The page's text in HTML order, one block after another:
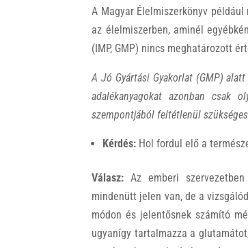
A Magyar Élelmiszerkönyv például
az élelmiszerben, aminél
(IMP, GMP) nincs meghatározott
A Jó Gyártási Gyakorlat (GMP)
adalékanyagokat azonban csak
szempontjából feltétlenül
Kérdés: Hol fordul elő a
Válasz: Az emberi
mindenütt jelen van, de a
módon és jelentősnek számító
ugyanígy tartalmazza a